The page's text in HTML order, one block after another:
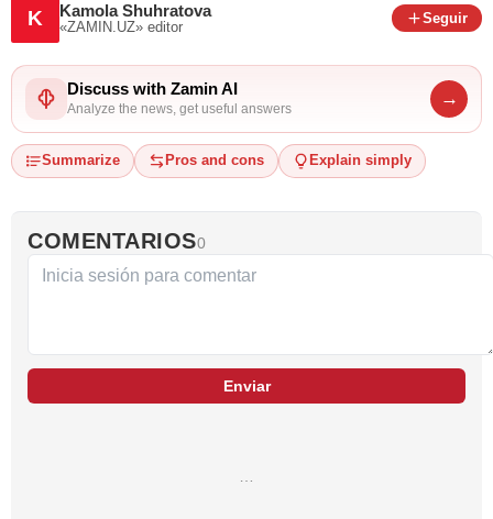
K Kamola Shuhratova
«ZAMIN.UZ» editor
Seguir
Discuss with Zamin AI
Analyze the news, get useful answers
→
Summarize Pros and cons Explain simply
COMENTARIOS0
Enviar